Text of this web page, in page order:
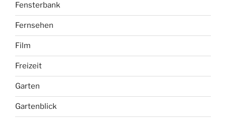
Fensterbank
Fernsehen
Film
Freizeit
Garten
Gartenblick